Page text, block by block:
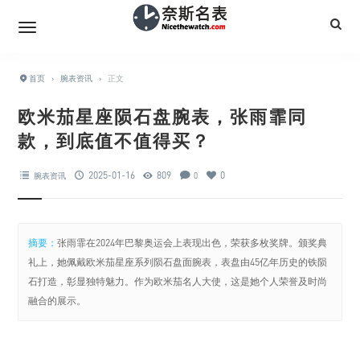
首页 › 腕表资讯 › 正文
欧米茄星座陨石盘腕表，张雨霏同
款，到底值不值得买？
腕表资讯 2025-01-16 809 0 0
摘要：张雨霏在2024年巴黎奥运会上表现出色，荣获多枚奖牌。颁奖典
礼上，她佩戴欧米茄星座系列陨石盘面腕表，表盘由45亿年历史的铁陨
石打造，彰显独特魅力。作为欧米茄名人大使，这是她个人荣誉及时尚
融合的展示。